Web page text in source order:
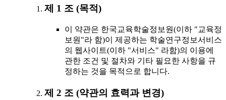
제 1 조 (목적)
이 약관은 한국교육학술정보원(이하 "교육정
보원"라 함)이 제공하는 학술연구정보서비스
의 웹사이트(이하 "서비스" 라함)의 이용에
관한 조건 및 절차와 기타 필요한 사항을 규
정하는 것을 목적으로 합니다.
제 2 조 (약관의 효력과 변경)